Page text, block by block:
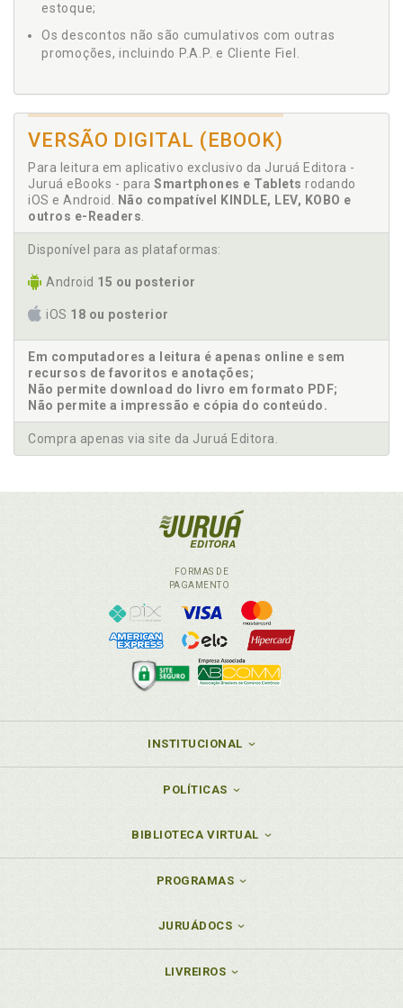
estoque;
Os descontos não são cumulativos com outras
promoções, incluindo P.A.P. e Cliente Fiel.
VERSÃO DIGITAL (EBOOK)
Para leitura em aplicativo exclusivo da Juruá Editora -
Juruá eBooks - para Smartphones e Tablets rodando
iOS e Android.
Não compatível KINDLE, LEV, KOBO e
outros e-Readers
Disponível para as plataformas:
Android 15 ou posterior
iOS 18 ou posterior
Em computadores a leitura é apenas online e sem
recursos de favoritos e anotações;
Não permite download do livro em formato PDF;
Não permite a impressão e cópia do conteúdo.
Compra apenas via site da Juruá Editora.
FORMAS DE
PAGAMENTO
INSTITUCIONAL
POLÍTICAS
BIBLIOTECA VIRTUAL
PROGRAMAS
JURUÁDOCS
LIVREIROS